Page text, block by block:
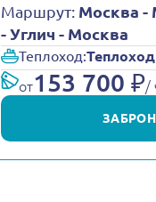
Маршрут: Москва -
- Углич - Москва
Теплоход:
от153 700 ₽/